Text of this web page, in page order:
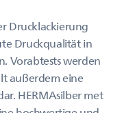
Drucklackierung
Druckqualität in
Vorabtests werden
außerdem eine
HERMAsilber met